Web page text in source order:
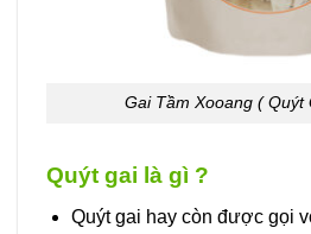
Gai Tầm Xooang ( Quýt
Quýt gai là gì ?
Quýt gai hay còn được gọi